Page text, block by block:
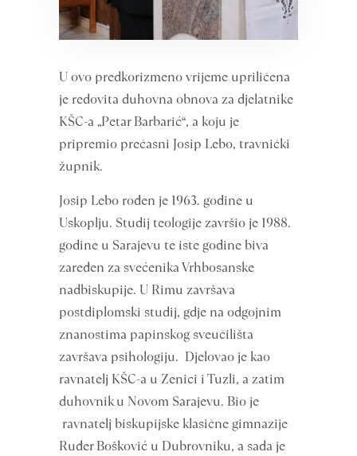
U ovo predkorizmeno vrijeme upriličena
je redovita duhovna obnova za djelatnike
KŠC-a „Petar Barbarić“, a koju je
pripremio prečasni Josip Lebo, travnički
župnik.
Josip Lebo rođen je 1963. godine u
Uskoplju. Studij teologije završio je 1988.
godine u Sarajevu te iste godine biva
zaređen za svećenika Vrhbosanske
nadbiskupije. U Rimu završava
postdiplomski studij, gdje na odgojnim
znanostima papinskog sveučilišta
završava psihologiju. Djelovao je kao
ravnatelj KŠC-a u Zenici i Tuzli, a zatim
duhovnik u Novom Sarajevu. Bio je
ravnatelj biskupijske klasične gimnazije
Ruđer Bošković u Dubrovniku, a sada je